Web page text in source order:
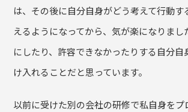
は、その後に自分自身がどう考えて行動す
えるようになってから、気が楽になりまし
にしたり、許容できなかったりする自分自
け入れることだと思っています。
以前に受けた別の会社の研修で私自身をプ